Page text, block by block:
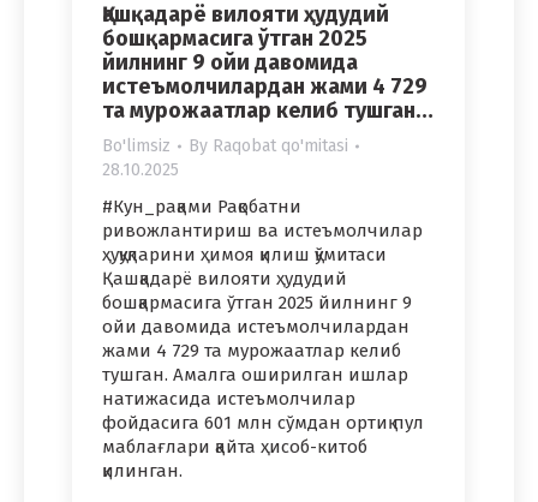
Қашқадарё вилояти ҳудудий
бошқармасига ўтган 2025
йилнинг 9 ойи давомида
истеъмолчилардан жами 4 729
та мурожаатлар келиб тушган…
Bo'limsiz By Raqobat qo'mitasi
28.10.2025
#Кун_рақами Рақобатни
ривожлантириш ва истеъмолчилар
ҳуқуқларини ҳимоя қилиш қўмитаси
Қашқадарё вилояти ҳудудий
бошқармасига ўтган 2025 йилнинг 9
ойи давомида истеъмолчилардан
жами 4 729 та мурожаатлар келиб
тушган. Амалга оширилган ишлар
натижасида истеъмолчилар
фойдасига 601 млн сўмдан ортиқ пул
маблағлари қайта ҳисоб-китоб
қилинган.